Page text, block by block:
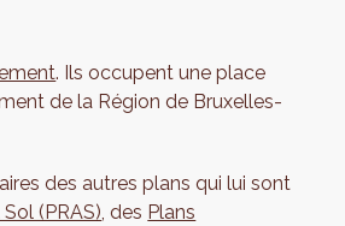
. Ils occupent une place
de la Région de Bruxelles-
des autres plans qui lui sont
(PRAS), des Plans